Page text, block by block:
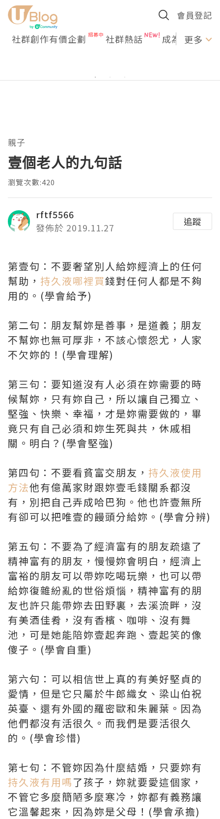
會員登記
社群創作有價企劃 社群熱話 成為U更多
親子
壹個老人的九句話
瀏覽次數:420
rftf5566
發佈於 2019.11.27
追蹤
第壹句：不要奢望別人給妳經濟上的任何
幫助， 持久液哪裡買錢對任何人都是不夠
用的。(學會給予)
第二句：朋友幫妳是善事，是道義；朋友
不幫妳也無可厚非，不該心懷怨尤，人家
不欠妳的！(學會理解)
第三句：要知道沒有人必須在妳需要的時
候幫妳，只有妳自己，所以讓自己獨立、
堅強、快樂、幸福，才是妳需要做的，畢
竟只有自己必須和妳生死與共，休戚相
關。明白？(學會堅強)
第四句：不要看貧富交朋友， 持久液使用
方法他有億萬家財跟妳壹毛錢關系都沒
有，別把自己弄成哈巴狗。他也許壹無所
有卻可以把唯壹的饅頭分給妳。(學會分辨)
第五句：不要為了經濟富有的朋友疏遠了
精神富有的朋友，慢慢妳會明白，經濟上
富裕的朋友可以帶妳吃喝玩樂，也可以帶
給妳復雜紛亂的世俗煩惱，精神富有的朋
友也許只能帶妳去田野裏，去溪流畔，沒
有美酒佳肴，沒有香檳、咖啡、沒有舞
池，可是她能陪妳壹起奔跑、壹起笑的像
傻子。(學會自重)
第六句：可以相信世上真的有美好堅貞的
愛情，但是它只屬於牛郎織女、梁山伯祝
英臺、還有外國的羅密歐和朱麗葉。因為
他們都沒有活很久。而我們是要活很久
的。(學會珍惜)
第七句：不管妳因為什麼結婚，只要妳有
持久液有用嗎了孩子，妳就要愛這個家，
不管它多麼簡陋多麼寒冷，妳都有義務讓
它溫馨起來，因為妳是父母！(學會承擔)